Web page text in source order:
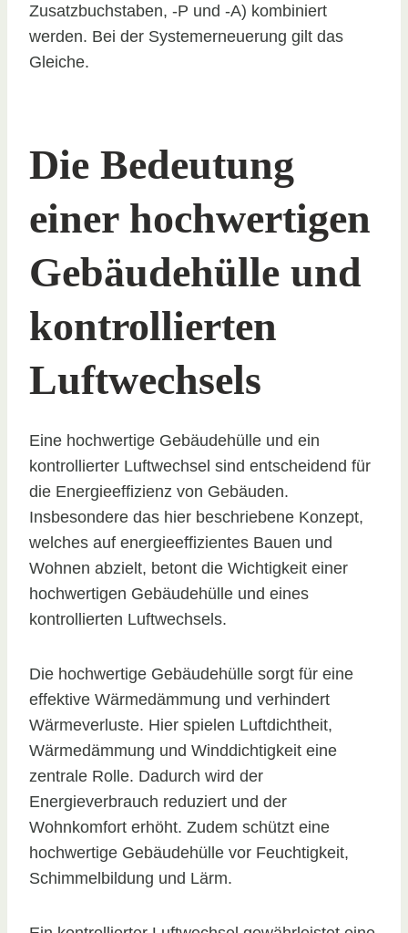
Zusatzbuchstaben, -P und -A) kombiniert
werden. Bei der Systemerneuerung gilt das
Gleiche.
Die Bedeutung
einer hochwertigen
Gebäudehülle und
kontrollierten
Luftwechsels
Eine hochwertige Gebäudehülle und ein
kontrollierter Luftwechsel sind entscheidend für
die Energieeffizienz von Gebäuden.
Insbesondere das hier beschriebene Konzept,
welches auf energieeffizientes Bauen und
Wohnen abzielt, betont die Wichtigkeit einer
hochwertigen Gebäudehülle und eines
kontrollierten Luftwechsels.
Die hochwertige Gebäudehülle sorgt für eine
effektive Wärmedämmung und verhindert
Wärmeverluste. Hier spielen Luftdichtheit,
Wärmedämmung und Winddichtigkeit eine
zentrale Rolle. Dadurch wird der
Energieverbrauch reduziert und der
Wohnkomfort erhöht. Zudem schützt eine
hochwertige Gebäudehülle vor Feuchtigkeit,
Schimmelbildung und Lärm.